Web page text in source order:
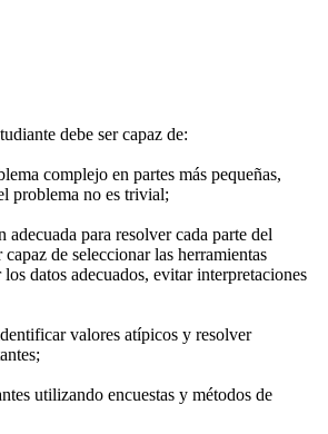
debe ser capaz de:
complejo en partes más pequeñas,
problema no es trivial;
para resolver cada parte del
de seleccionar las herramientas
datos adecuados, evitar interpretaciones
valores atípicos y resolver
utilizando encuestas y métodos de